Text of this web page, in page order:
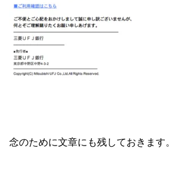
念のために文章にも残しておきます。